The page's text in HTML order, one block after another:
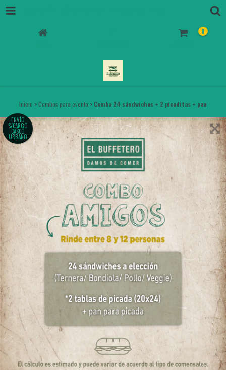
0
Inicio > Combos para evento > Combo 24 sándwiches + 2 picaditas + pan
ENVÍO
S/CARGO
CASCO
URBANO